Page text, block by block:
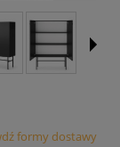
formy dostawy